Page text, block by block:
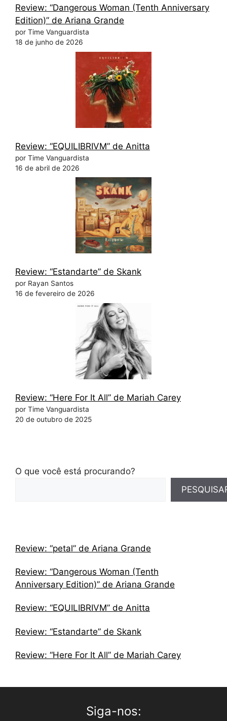
Review: “Dangerous Woman (Tenth Anniversary
Edition)” de Ariana Grande
por Time Vanguardista
18 de junho de 2026
Review: “EQUILIBRIVM” de Anitta
por Time Vanguardista
16 de abril de 2026
Review: “Estandarte” de Skank
por Rayan Santos
16 de fevereiro de 2026
Review: “Here For It All” de Mariah Carey
por Time Vanguardista
20 de outubro de 2025
O que você está procurando?
Review: “petal” de Ariana Grande
Review: “Dangerous Woman (Tenth
Anniversary Edition)” de Ariana Grande
Review: “EQUILIBRIVM” de Anitta
Review: “Estandarte” de Skank
Review: “Here For It All” de Mariah Carey
Siga-nos: